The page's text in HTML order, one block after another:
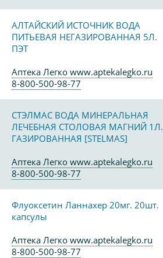
АЛТАЙСКИЙ ИСТОЧНИК ВОДА
ПИТЬЕВАЯ НЕГАЗИРОВАННАЯ 5Л.
ПЭТ
Аптека Легко www.aptekalegko.ru
8-800-500-98-77
СТЭЛМАС ВОДА МИНЕРАЛЬНАЯ
ЛЕЧЕБНАЯ СТОЛОВАЯ МАГНИЙ 1Л.
ГАЗИРОВАННАЯ [STELMAS]
Аптека Легко www.aptekalegko.ru
8-800-500-98-77
Флуоксетин Ланнахер 20мг. 20шт.
капсулы
Аптека Легко www.aptekalegko.ru
8-800-500-98-77